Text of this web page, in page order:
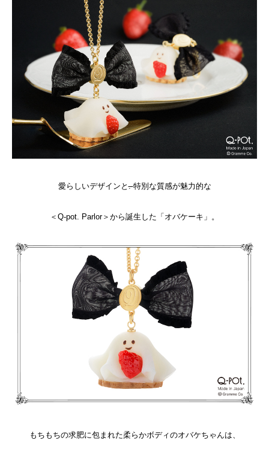
愛らしいデザインと.特別な質感が魅力的な
＜Q-pot. Parlor＞から誕生した「オバケーキ」。
もちもちの求肥に包まれた柔らかボディのオバケちゃんは、